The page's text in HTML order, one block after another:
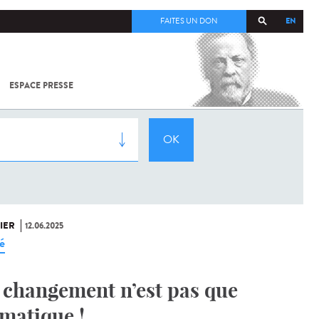
EN
FAITES UN DON
ESPACE PRESSE
COV-2 /
L'INSTITUT
PASTEUR
12.06.2025
n’est pas que